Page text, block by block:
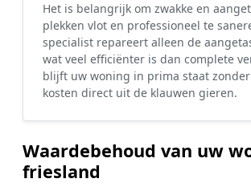
Het is belangrijk om zwakke en
plekken vlot en professioneel te
specialist repareert alleen de
wat veel efficiënter is dan complete
blijft uw woning in prima staat
kosten direct uit de klauwen gieren.
Waardebehoud van uw
friesland